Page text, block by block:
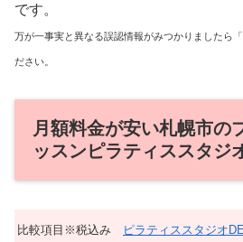
です。
万が一事実と異なる誤認情報がみつかりましたら「
ださい。
月額料金が安い札幌市の
ッスンピラティススタジ
比較項目※税込み ピラティススタジオ